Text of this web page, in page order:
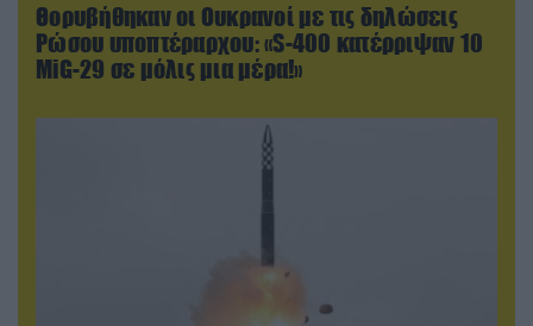
Θορυβήθηκαν οι Ουκρανοί με τις δηλώσεις
Ρώσου υποπτέραρχου: «S-400 κατέρριψαν 10
MiG-29 σε μόλις μια μέρα!»